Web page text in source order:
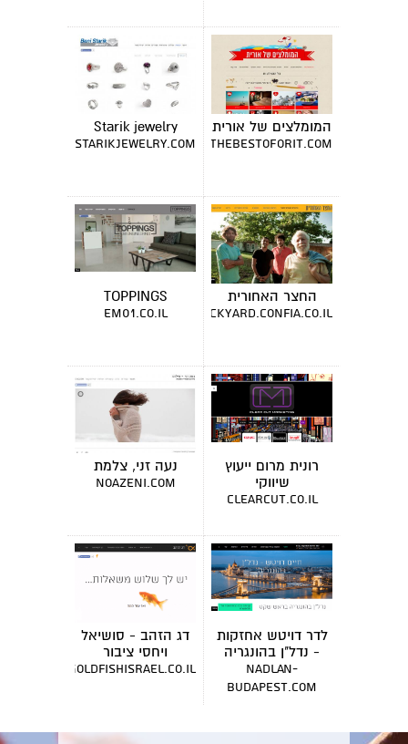
המומלצים של אורית
thebestoforit.com
Starik jewelry
starikjewelry.com
החצר האחורית
thebackyard.confia.co.il
TOPPINGS
em01.co.il
רונית מרום ייעוץ
שיווקי
clearcut.co.il
נעה זני, צלמת
noazeni.com
לדר דויטש אחזקות
- נדל"ן בהונגריה
nadlan-
budapest.com
דג הזהב - סושיאל
ויחסי ציבור
goldfishisrael.co.il